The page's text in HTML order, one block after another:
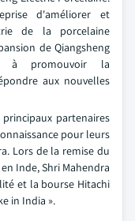
d'améliorer et
de la porcelaine
de Qiangsheng
à promouvoir la
aux nouvelles
partenaires
pour leurs
Lors de la remise du
Inde, Shri Mahendra
et la bourse Hitachi
in India ».